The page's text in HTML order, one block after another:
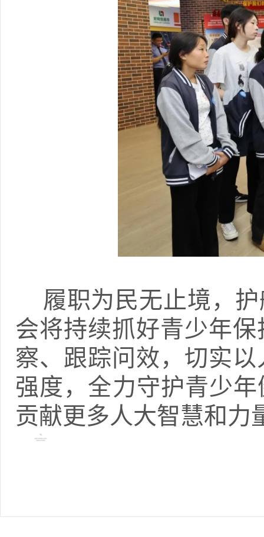
履职为民无止境，
会将持续抓好青少年
察、跟踪问效，切实
强度，全力守护青少
贡献更多人大智慧和力